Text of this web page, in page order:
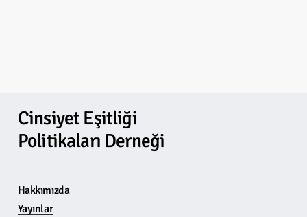
Cinsiyet Eşitliği
Politikaları Derneği
Hakkımızda
Yayınlar